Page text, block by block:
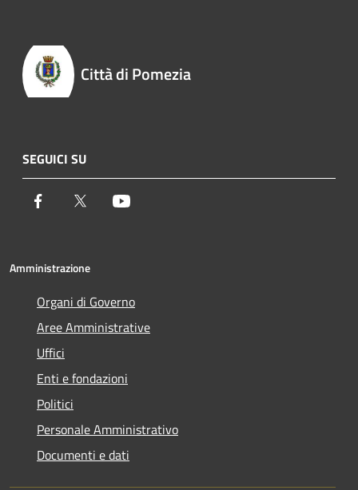
Città di Pomezia
SEGUICI SU
Facebook Twitter
Amministrazione
Organi di Governo
Aree Amministrative
Uffici
Enti e fondazioni
Politici
Personale Amministrativo
Documenti e dati